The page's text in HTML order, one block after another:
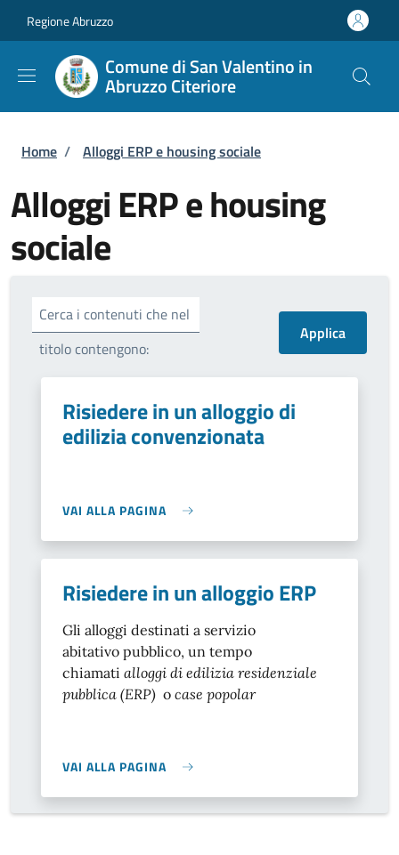
Regione Abruzzo
Comune di San Valentino in
Abruzzo Citeriore
Briciole di pane
Home / Alloggi ERP e housing sociale
Alloggi ERP e housing
sociale
Cerca i contenuti che nel
titolo contengono:
Risiedere in un alloggio di
edilizia convenzionata
VAI ALLA PAGINA
Risiedere in un alloggio ERP
Gli alloggi destinati a servizio
abitativo pubblico, un tempo
chiamati alloggi di edilizia residenziale
pubblica (ERP) o case popolar
VAI ALLA PAGINA